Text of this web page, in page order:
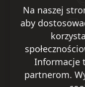
Na naszej
aby
Informacje
partnerom.